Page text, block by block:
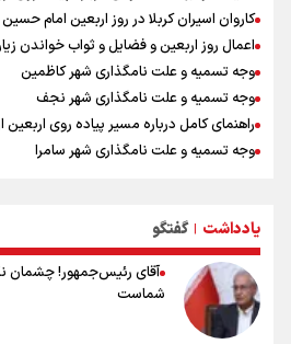
کاروان اسیران کربلا در روز اربعین امام
اعمال روز اربعین و فضایل و ثواب خواندن
وجه تسمیه و علت نامگذاری شهر کاظمین
وجه تسمیه و علت نامگذاری شهر نجف
راهنمای کامل درباره مسیر پیاده روی اربعین
وجه تسمیه و علت نامگذاری شهر سامرا
توصیه هایی مهم برای پیچ خوردگی پا در پیاده
یادداشت | گفتگو
آقای رئیس‌جمهور! چشمان
شماست